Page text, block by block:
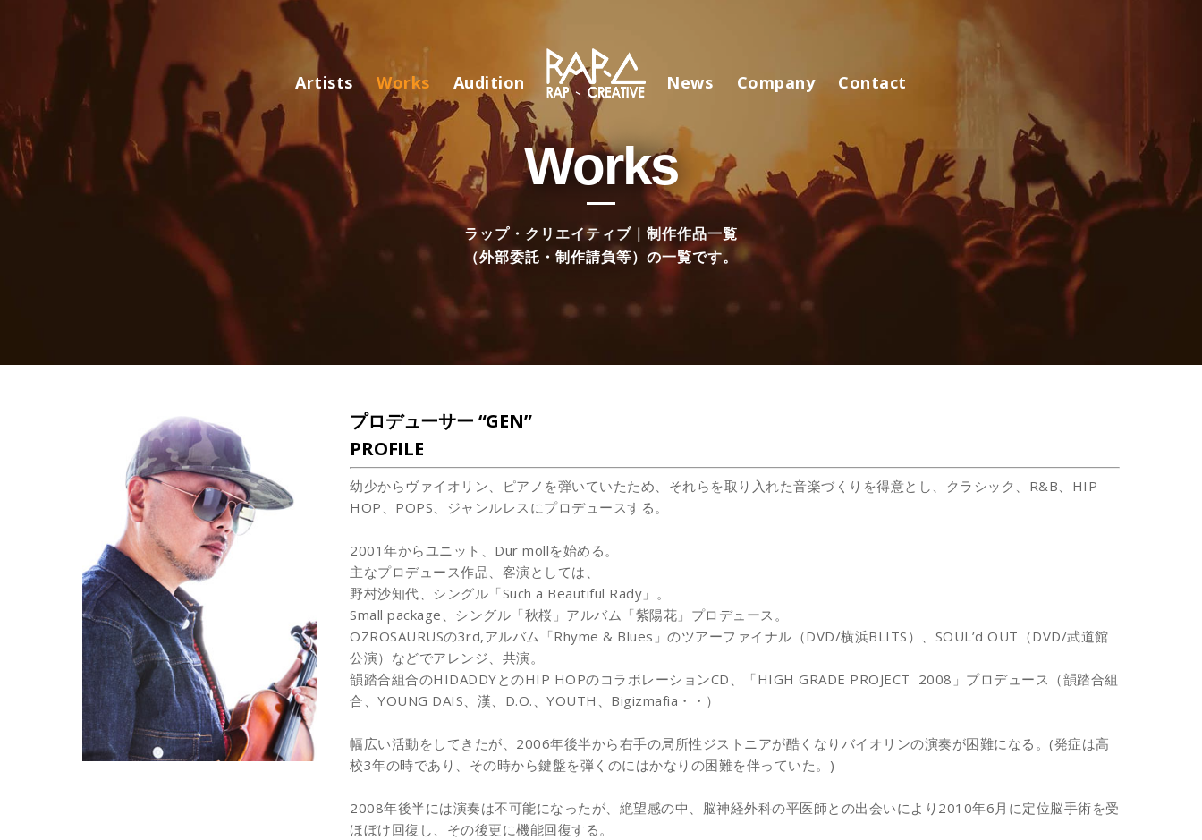
Artists Works Audition News Company Contact
Works
ラップ・クリエイティブ｜制作作品一覧
（外部委託・制作請負等）の一覧です。
プロデューサー “GEN”
PROFILE
幼少からヴァイオリン、ピアノを弾いていたため、 それらを取り入れた音楽づくりを得意とし、クラシック、R&B、 HIP
HOP、POPS、ジャンルレスにプロデュースする。
2001年からユニット、Dur mollを始める。
主なプロデュース作品、客演としては、
野村沙知代、シングル「Such a Beautiful Rady」。
Small package、シングル「秋桜」アルバム「紫陽花」 プロデュース。
OZROSAURUSの3rd,アルバム「Rhyme & Blues」のツアーファイナル（DVD/横浜BLITS）、 SOUL’d OUT（DVD/武道館
公演）などでアレンジ、共演。
韻踏合組合のHIDADDYとのHIP HOPのコラボレーションCD、「HIGH GRADE PROJECT 2008」プロデュース（韻踏合組
合、YOUNG DAIS、漢、D.O.、YOUTH、Bigizmafia・・ ）
幅広い活動をしてきたが、 2006年後半から右手の局所性ジストニアが酷くなりバイオリンの演奏が困難になる。(発症は高
校3年の時であり、 その時から鍵盤を弾くのにはかなりの困難を伴っていた。)
2008年後半には演奏は不可能になったが、絶望感の中、 脳神経外科の平医師との出会いにより2010年6月に定位脳手術を受
ほぼけ回復し、その後更に機能回復する。